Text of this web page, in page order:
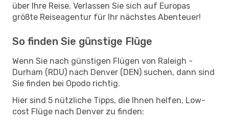
über Ihre Reise. Verlassen Sie sich auf Europas
größte Reiseagentur für Ihr nächstes Abenteuer!
So finden Sie günstige Flüge
Wenn Sie nach günstigen Flügen von Raleigh -
Durham (RDU) nach Denver (DEN) suchen, dann sind
Sie finden bei Opodo richtig.
Hier sind 5 nützliche Tipps, die Ihnen helfen, Low-
cost Flüge nach Denver zu finden: